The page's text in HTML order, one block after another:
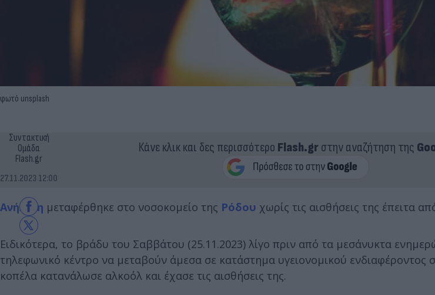
φωτό unsplash
Συντακτική
Ομάδα
Flash.gr
27.11.2023 12:00
Κάνε κλικ και δες περισσότερο Flash.grστην αναζήτηση της
Ανήλικη μεταφέρθηκε στο νοσοκομείο της Ρόδου χωρίς τις αισθήσεις της έπειτα
Ειδικότερα, το βράδυ του Σαββάτου (25.11.2023) λίγο πριν από τα μεσάνυκτα
τηλεφωνικό κέντρο να μεταβούν άμεσα σε κατάστημα υγειονομικού ενδιαφέροντος
κοπέλα κατανάλωσε αλκοόλ και έχασε τις αισθήσεις της.